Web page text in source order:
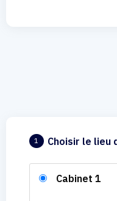
1 Choisir le lieu
Cabinet 1